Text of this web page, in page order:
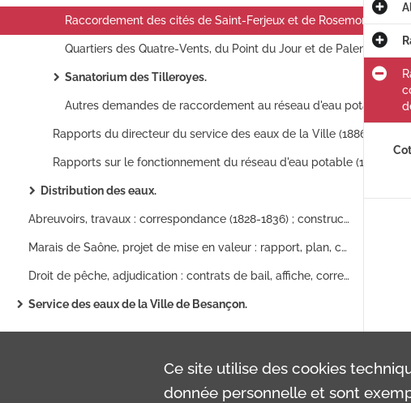
Quartiers des Quatre-Vents, du Point du Jour et de Palente, travaux complémentaires de distribution d'eau : arrêté préfectoral, délibération du conseil municipal, pièces du dossier de travaux, affiche, correspondance.
Sanatorium des Tilleroyes.
Distribution des eaux.
Abreuvoirs, travaux : correspondance (1828-1836) ; construction : délibération du conseil municipal, rapport, états estimatifs, affiche, correspondance (1828-1843) ; suspension des travaux de construction des abreuvoirs de Rivotte et du Saint-Esprit : copie de jugement, actes d'engagement, rapport, correspondance (1831-1832).
Marais de Saône, projet de mise en valeur : rapport, plan, correspondance.
Droit de pêche, adjudication : contrats de bail, affiche, correspondance.
Service des eaux de la Ville de Besançon.
Ce site utilise des cookies
donnée personnelle et sont